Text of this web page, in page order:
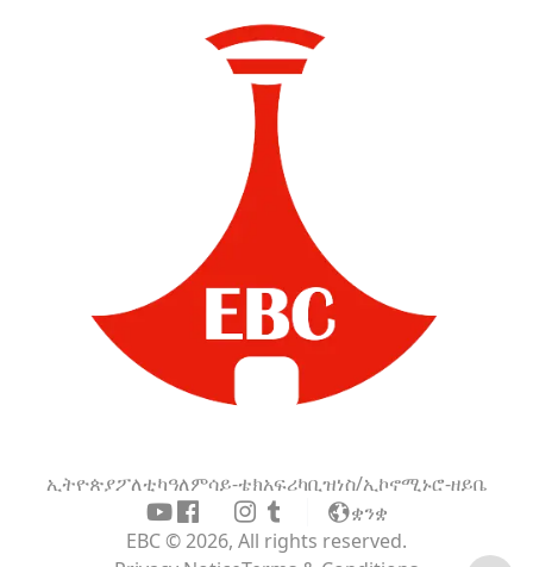
ኢትዮጵያፖለቲካዓለምሳይ-ቴክአፍሪካቢዝነስ/ኢኮኖሚኑሮ-ዘይቤ
ቋንቋ
EBC © 2026, All rights reserved.